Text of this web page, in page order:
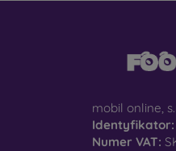
mobil online,
Identyfikator:
Numer VAT: